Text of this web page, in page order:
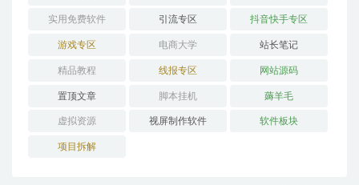
实用免费软件 引流专区 抖音快手专区
游戏专区 电商大学 站长笔记
精品教程 线报专区 网站源码
置顶文章 脚本挂机 薅羊毛
虚拟资源 视屏制作软件 软件板块
项目拆解